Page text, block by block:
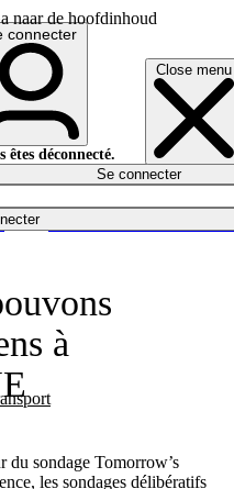
naar de hoofdinhoud
Close menu
connecter
êtes déconnecté.
Se connecter
à
du sondage Tomorrow’s
les sondages délibératifs